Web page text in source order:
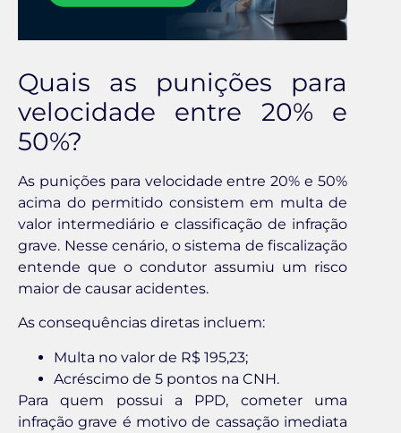
Quais as punições para
velocidade entre 20% e
50%?
As punições para velocidade entre 20% e 50%
acima do permitido consistem em multa de
valor intermediário e classificação de infração
grave. Nesse cenário, o sistema de fiscalização
entende que o condutor assumiu um risco
maior de causar acidentes.
As consequências diretas incluem:
Multa no valor de R$ 195,23;
Acréscimo de 5 pontos na CNH.
Para quem possui a PPD, cometer uma
infração grave é motivo de cassação imediata